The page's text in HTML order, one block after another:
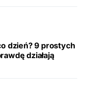
dzień? 9 prostych
działają